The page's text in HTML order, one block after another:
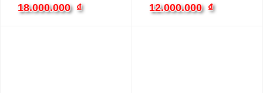
vùng nấu âm
18.000.000 ₫
vùng nấu âm
12.000.000 ₫